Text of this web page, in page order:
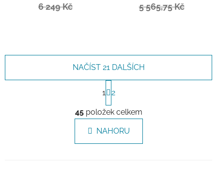
6 249 Kč 5 565,75 Kč
Ovládací prvky výpisu
NAČÍST 21 DALŠÍCH
1 2
45položek celkem
NAHORU